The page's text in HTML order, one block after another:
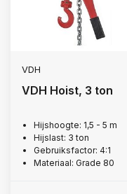
VDH
VDH Hoist, 3 ton
Hijshoogte: 1,5 - 5 m
Hijslast: 3 ton
Gebruiksfactor: 4:1
Materiaal: Grade 80